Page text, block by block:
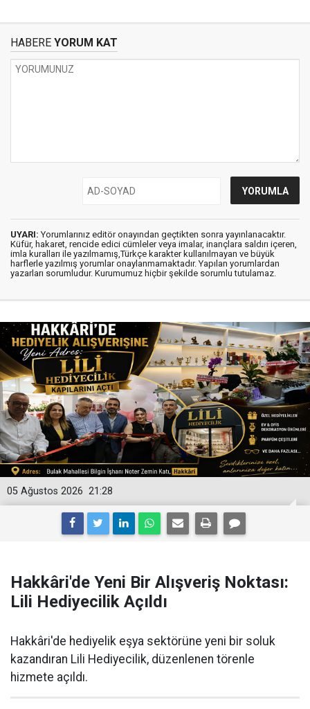
HABERE YORUM KAT
UYARI: Yorumlarınız editör onayından geçtikten sonra yayınlanacaktır.
Küfür, hakaret, rencide edici cümleler veya imalar, inançlara saldırı içeren,
imla kuralları ile yazılmamış,Türkçe karakter kullanılmayan ve büyük
harflerle yazılmış yorumlar onaylanmamaktadır. Yapılan yorumlardan
yazarları sorumludur. Kurumumuz hiçbir şekilde sorumlu tutulamaz.
21:28
05 Ağustos 2026
Hakkâri'de Yeni Bir Alışveriş Noktası:
Lili Hediyecilik Açıldı
Hakkâri'de hediyelik eşya sektörüne yeni bir soluk
kazandıran Lili Hediyecilik, düzenlenen törenle
hizmete açıldı.